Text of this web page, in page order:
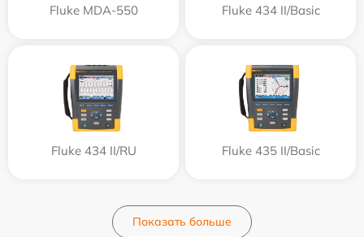
Fluke MDA-550 Fluke 434 II/Basic
Fluke 434 II/RU Fluke 435 II/Basic
Показать больше